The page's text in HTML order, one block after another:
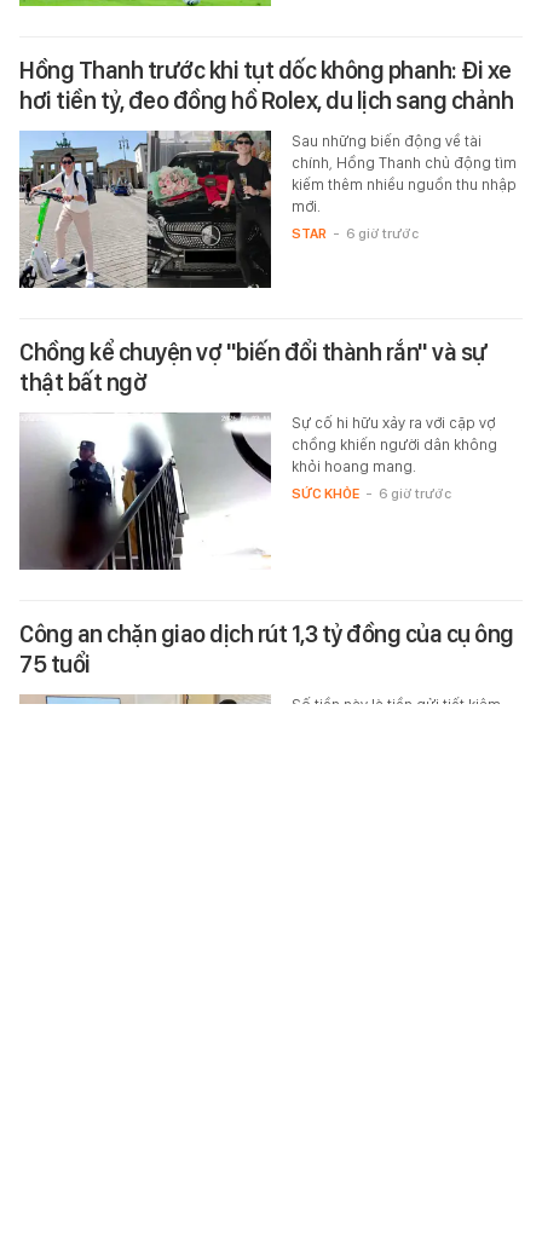
Hồng Thanh trước khi tụt dốc không phanh: Đi xe
hơi tiền tỷ, đeo đồng hồ Rolex, du lịch sang chảnh
Sau những biến động về tài
chính, Hồng Thanh chủ động tìm
kiếm thêm nhiều nguồn thu nhập
mới.
STAR - 6 giờ trước
Chồng kể chuyện vợ "biến đổi thành rắn" và sự
thật bất ngờ
Sự cố hi hữu xảy ra với cặp vợ
chồng khiến người dân không
khỏi hoang mang.
SỨC KHỎE - 6 giờ trước
Công an chặn giao dịch rút 1,3 tỷ đồng của cụ ông
75 tuổi
Số tiền này là tiền gửi tiết kiệm